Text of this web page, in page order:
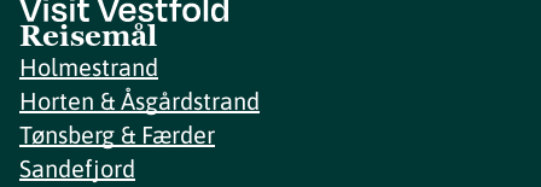
Reisemål
Holmestrand
Horten & Åsgårdstrand
Tønsberg & Færder
Sandefjord